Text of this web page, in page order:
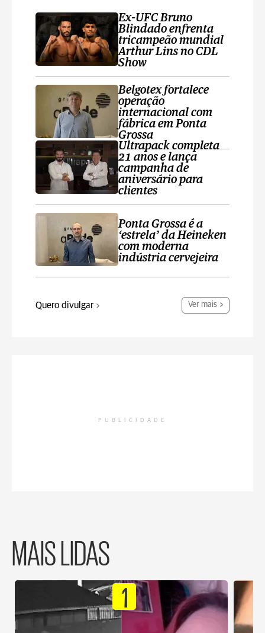
Ex-UFC Bruno
Blindado enfrenta
tricampeão mundial
Arthur Lins no CDL
Show
Belgotex fortalece
operação
internacional com
fábrica em Ponta
Grossa
Ultrapack completa
21 anos e lança
campanha de
aniversário para
clientes
Ponta Grossa é a
‘estrela’ da Heineken
com moderna
indústria cervejeira
Quero divulgar Ver mais
PUBLICIDADE
MAIS LIDAS
1